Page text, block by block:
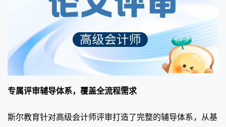
专属评审辅导体系，覆盖全流程需求
斯尔教育针对高级会计师评审打造了完整的辅导体系，从基